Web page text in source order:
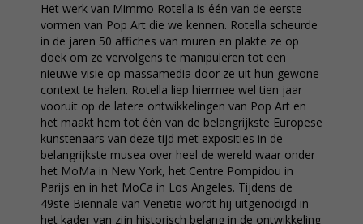
Het werk van Mimmo Rotella is één van de eerste
vormen van Pop Art die we kennen. Rotella scheurde
in de jaren 50 affiches van muren en plakte ze op
doek om ze vervolgens te manipuleren tot een
nieuwe visie op massamedia door ze uit hun gewone
context te halen. Rotella liep hiermee wel tien jaar
vooruit op de latere ontwikkelingen van Pop Art en
het maakt hem tot één van de belangrijkste Europese
kunstenaars van deze tijd met exposities in de
belangrijkste musea over heel de wereld waar onder
het MoMa in New York, het Centre Pompidou in
Parijs en in het MoCa in Los Angeles. Tijdens de
49ste Biënnale van Venetië wordt hij uitgenodigd in
het kader van zijn historisch belang in de ontwikkeling